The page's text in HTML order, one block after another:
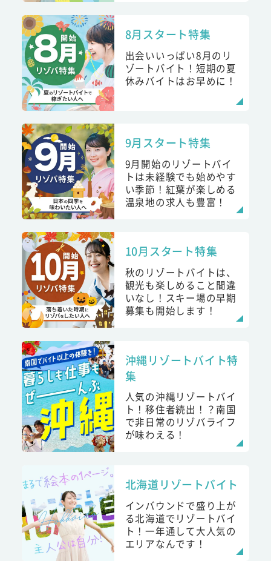
8月スタート特集
出会いいっぱい8月のリ
ゾートバイト！短期の夏
休みバイトはお早めに！
9月スタート特集
9月開始のリゾートバイ
トは未経験でも始めやす
い季節！紅葉が楽しめる
温泉地の求人も豊富！
10月スタート特集
秋のリゾートバイトは、
観光も楽しめること間違
いなし！スキー場の早期
募集も開始します！
沖縄リゾートバイト特
集
人気の沖縄リゾートバイ
ト！移住者続出！？南国
で非日常のリゾバライフ
が味わえる！
北海道リゾートバイト
インバウンドで盛り上が
る北海道でリゾートバイ
ト！一年通して大人気の
エリアなんです！